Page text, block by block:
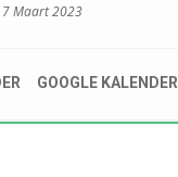
Maart 2023
GOOGLE KALENDER